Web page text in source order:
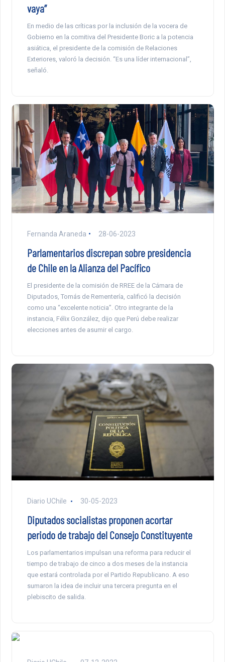
vaya”
En medio de las críticas por la inclusión de la vocera de
Gobierno en la comitiva del Presidente Boric a la potencia
asiática, el presidente de la comisión de Relaciones
Exteriores, valoró la decisión. “Es una líder internacional”,
señaló.
Fernanda Araneda 28-06-2023
Parlamentarios discrepan sobre presidencia
de Chile en la Alianza del Pacífico
El presidente de la comisión de RREE de la Cámara de
Diputados, Tomás de Rementería, calificó la decisión
como una “excelente noticia”. Otro integrante de la
instancia, Félix González, dijo que Perú debe realizar
elecciones antes de asumir el cargo.
Diario UChile 30-05-2023
Diputados socialistas proponen acortar
periodo de trabajo del Consejo Constituyente
Los parlamentarios impulsan una reforma para reducir el
tiempo de trabajo de cinco a dos meses de la instancia
que estará controlada por el Partido Republicano. A eso
sumaron la idea de incluir una tercera pregunta en el
plebiscito de salida.